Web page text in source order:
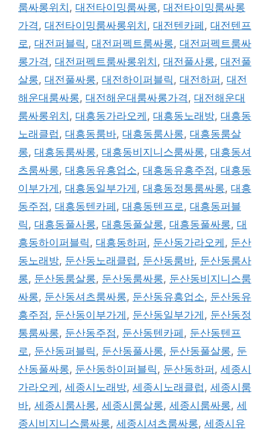
룸싸롱위치 , 대전타이밍룸싸롱, 대전타이밍룸싸롱
가격 , 대전타이밍룸싸롱위치 , 대전텐카페 , 대전텐프
로 , 대전퍼블릭 , 대전퍼펙트룸싸롱, 대전퍼펙트룸싸
롱가격 , 대전퍼펙트룸싸롱위치 , 대전풀사롱, 대전풀
살롱, 대전풀싸롱, 대전하이퍼블릭 , 대전하퍼 , 대전
해운대룸싸롱, 대전해운대룸싸롱가격 , 대전해운대
룸싸롱위치 , 대흥동가라오케 , 대흥동노래방, 대흥동
노래클럽 , 대흥동룸바, 대흥동룸사롱, 대흥동룸살
롱, 대흥동룸싸롱, 대흥동비지니스룸싸롱, 대흥동셔
츠룸싸롱, 대흥동유흥업소, 대흥동유흥주점 , 대흥동
이부가게 , 대흥동일부가게 , 대흥동정통룸싸롱, 대흥
동주점 , 대흥동텐카페 , 대흥동텐프로 , 대흥동퍼블
릭 , 대흥동풀사롱, 대흥동풀살롱, 대흥동풀싸롱, 대
흥동하이퍼블릭 , 대흥동하퍼 , 둔산동가라오케 , 둔산
동노래방, 둔산동노래클럽 , 둔산동룸바, 둔산동룸사
롱, 둔산동룸살롱, 둔산동룸싸롱, 둔산동비지니스룸
싸롱, 둔산동셔츠룸싸롱, 둔산동유흥업소, 둔산동유
흥주점 , 둔산동이부가게 , 둔산동일부가게 , 둔산동정
통룸싸롱, 둔산동주점 , 둔산동텐카페 , 둔산동텐프
로 , 둔산동퍼블릭 , 둔산동풀사롱, 둔산동풀살롱, 둔
산동풀싸롱, 둔산동하이퍼블릭 , 둔산동하퍼 , 세종시
가라오케 , 세종시노래방, 세종시노래클럽 , 세종시룸
바, 세종시룸사롱, 세종시룸살롱, 세종시룸싸롱, 세
종시비지니스룸싸롱, 세종시셔츠룸싸롱, 세종시유